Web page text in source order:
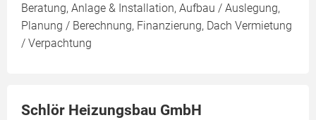
Beratung, Anlage & Installation, Aufbau / Auslegung,
Planung / Berechnung, Finanzierung, Dach Vermietung
/ Verpachtung
Schlör Heizungsbau GmbH